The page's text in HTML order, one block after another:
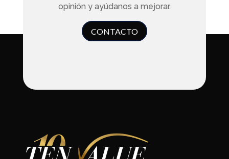
opinión y ayúdanos a mejorar.
CONTACTO